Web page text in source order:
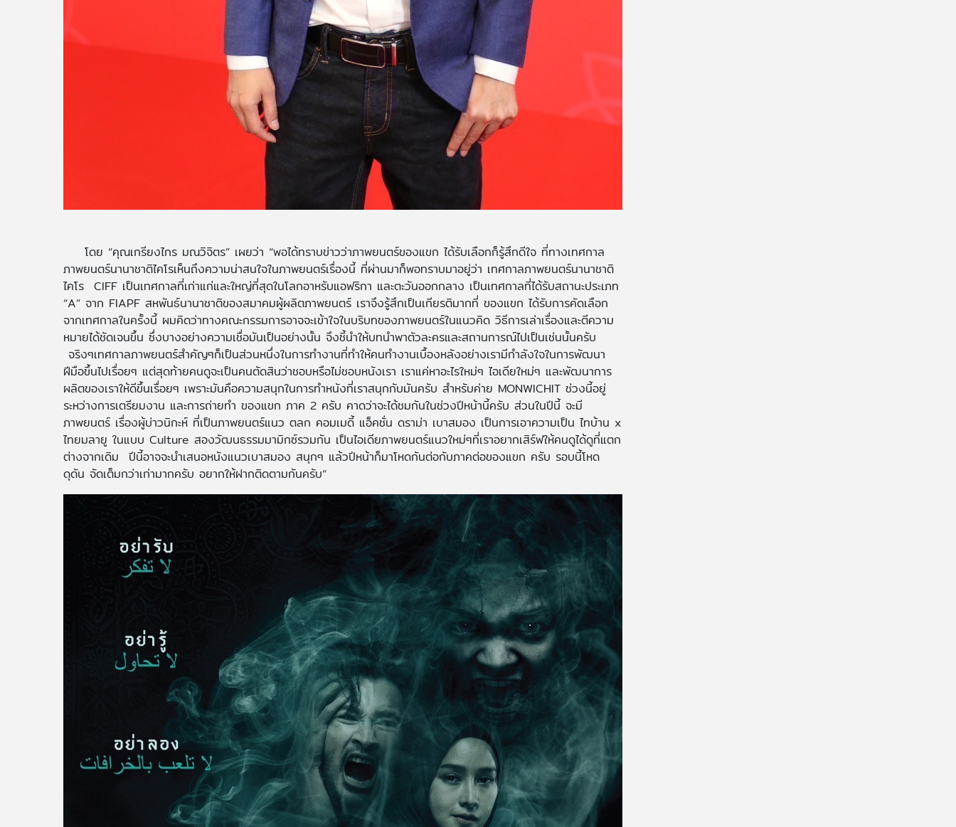
โดย “คุณเกรียงไกร มณวิจิตร” เผยว่า “พอได้ทราบข่าวว่าภาพยนตร์ของแขก ได้รับเลือกก็รู้สึกดีใจ ที่ทางเทศกาล
ภาพยนตร์นานาชาติไคโรเห็นถึงความน่าสนใจในภาพยนตร์เรื่องนี้ ที่ผ่านมาก็พอทราบมาอยู่ว่า เทศกาลภาพยนตร์นานาชาติ
ไคโร CIFF เป็นเทศกาลที่เก่าแก่และใหญ่ที่สุดในโลกอาหรับแอฟริกา และตะวันออกกลาง เป็นเทศกาลที่ได้รับสถานะประเภท
“A” จาก FIAPF สหพันธ์นานาชาติของสมาคมผู้ผลิตภาพยนตร์ เราจึงรู้สึกเป็นเกียรติมากที่ ของแขก ได้รับการคัดเลือก
จากเทศกาลในครั้งนี้ ผมคิดว่าทางคณะกรรมการอาจจะเข้าใจในบริบทของภาพยนตร์ในแนวคิด วิธีการเล่าเรื่องและตีความ
หมายได้ชัดเจนขึ้น ซึ่งบางอย่างความเชื่อมันเป็นอย่างนั้น จึงชี้นำให้บทนำพาตัวละครและสถานการณ์ไปเป็นเช่นนั้นครับ
จริงๆเทศกาลภาพยนตร์สำคัญๆก็เป็นส่วนหนึ่งในการทำงานที่ทำให้คนทำงานเบื้องหลังอย่างเรามีกำลังใจในการพัฒนา
ฝีมือขึ้นไปเรื่อยๆ แต่สุดท้ายคนดูจะเป็นคนตัดสินว่าชอบหรือไม่ชอบหนังเรา เราแค่หาอะไรใหม่ๆ ไอเดียใหม่ๆ และพัฒนาการ
ผลิตของเราให้ดีขึ้นเรื่อยๆ เพราะมันคือความสนุกในการทำหนังที่เราสนุกกับมันครับ สำหรับค่าย MONWICHIT ช่วงนี้อยู่
ระหว่างการเตรียมงาน และการถ่ายทำ ของแขก ภาค 2 ครับ คาดว่าจะได้ชมกันในช่วงปีหน้านี้ครับ ส่วนในปีนี้ จะมี
ภาพยนตร์ เรื่องผู้บ่าวนิกะห์ ที่เป็นภาพยนตร์แนว ตลก คอมเมดี้ แอ็คชั่น ดราม่า เบาสมอง เป็นการเอาความเป็น ไทบ้าน x
ไทยมลายู ในแบบ Culture สองวัฒนธรรมมามิกซ์รวมกัน เป็นไอเดียภาพยนตร์แนวใหม่ๆที่เราอยากเสิร์ฟให้คนดูได้ดูที่แตก
ต่างจากเดิม ปีนี้อาจจะนำเสนอหนังแนวเบาสมอง สนุกๆ แล้วปีหน้าก็มาโหดกันต่อกับภาคต่อของแขก ครับ รอบนี้โหด
ดุดัน จัดเต็มกว่าเก่ามากครับ อยากให้ฝากติดตามกันครับ“